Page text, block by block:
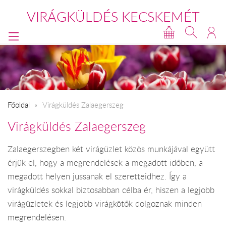
VIRÁGKÜLDÉS KECSKEMÉT
Főoldal Virágküldés Zalaegerszeg
Virágküldés Zalaegerszeg
Zalaegerszegben két virágüzlet közös munkájával együtt
érjük el, hogy a megrendelések a megadott időben, a
megadott helyen jussanak el szeretteidhez. Így a
virágküldés sokkal biztosabban célba ér, hiszen a legjobb
virágüzletek és legjobb virágkötők dolgoznak minden
megrendelésen.